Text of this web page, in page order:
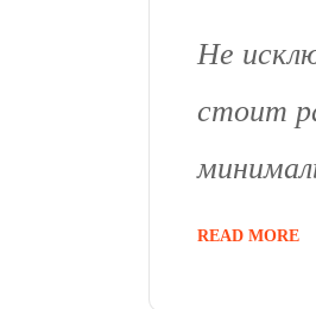
Не
стоит
READ MORE